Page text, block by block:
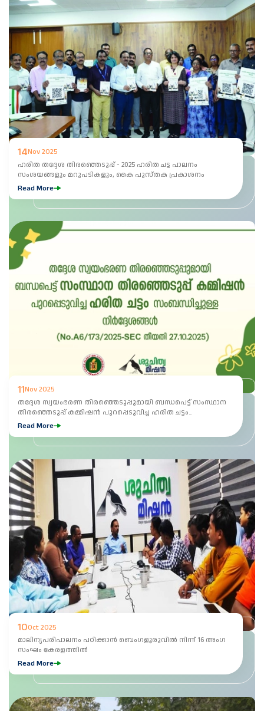
14Nov 2025
ഹരിത തദ്ദേശ തിരഞ്ഞെടുപ്പ് - 2025 ഹരിത ചട്ട പാലനം
സംശയങ്ങളും മറുപടികളും, കൈ പുസ്തക പ്രകാശനം
Read More
11Nov 2025
തദ്ദേശ സ്വയംഭരണ തിരഞ്ഞെടുപ്പുമായി ബന്ധപെട്ട് സംസ്ഥാന
തിരഞ്ഞെടുപ്പ് കമ്മിഷൻ പുറപ്പെടുവിച്ച ഹരിത ചട്ടം
സംബന്ധിച്ചുള്ള നിർദ്ദേശങ്ങൾ...
Read More
10Oct 2025
മാലിന്യപരിപാലനം പഠിക്കാൻ ബെംഗളൂരുവിൽ നിന്ന് 16 അംഗ
സംഘം കേരളത്തിൽ
Read More